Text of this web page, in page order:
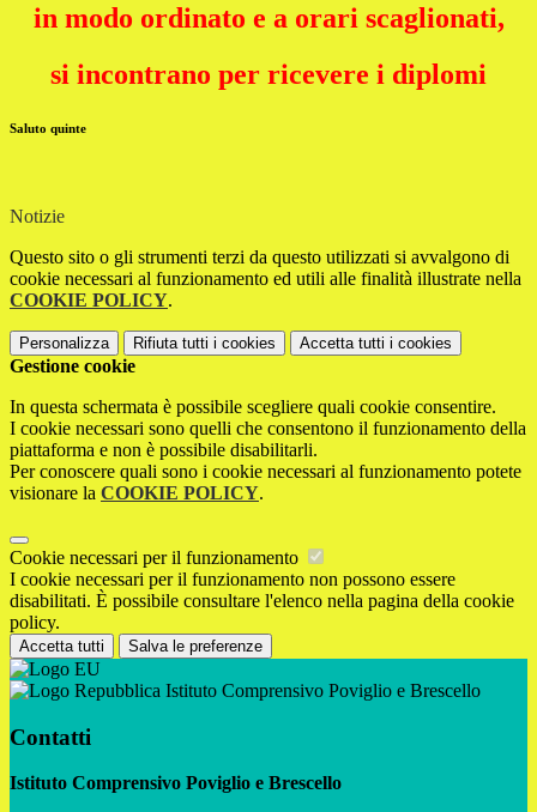
in modo ordinato e a orari scaglionati,
si incontrano per ricevere i diplomi
Saluto quinte
Notizie
Questo sito o gli strumenti terzi da questo utilizzati si avvalgono di
cookie necessari al funzionamento ed utili alle finalità illustrate nella
COOKIE POLICY.
Personalizza Rifiuta tutti i cookies Accetta tutti i cookies
Gestione cookie
In questa schermata è possibile scegliere quali cookie consentire.
I cookie necessari sono quelli che consentono il funzionamento della
piattaforma e non è possibile disabilitarli.
Per conoscere quali sono i cookie necessari al funzionamento potete
visionare la COOKIE POLICY.
Cookie necessari per il funzionamento
I cookie necessari per il funzionamento non possono essere
disabilitati. È possibile consultare l'elenco nella pagina della cookie
policy.
Accetta tutti Salva le preferenze
Istituto Comprensivo Poviglio e Brescello
Contatti
Istituto Comprensivo Poviglio e Brescello